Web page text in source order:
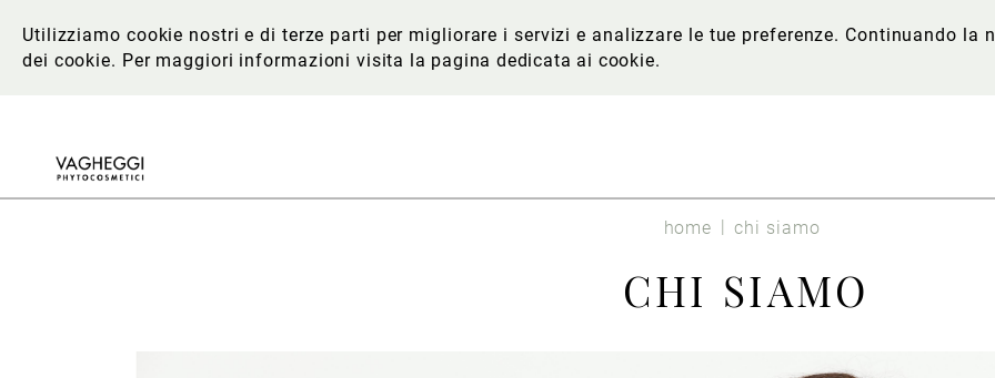
Utilizziamo cookie nostri e di terze parti per migliorare i servizi e analizzare le tue preferenze. Continuando
dei cookie. Per maggiori informazionivisita la pagina dedicata ai cookie.
home chi siamo
CHI SIAMO